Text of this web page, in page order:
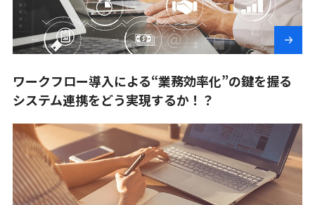
ワークフロー導入による“業務効率化”の鍵を握る
システム連携をどう実現するか！？